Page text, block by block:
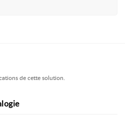
de cette solution.